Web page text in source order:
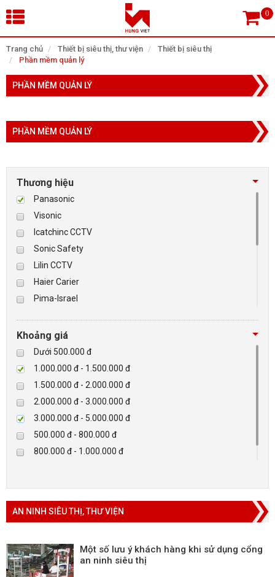
Trang chủ Thiết bị siêu thị, thư viện
Thiết bị siêu thị
Phần mềm quản lý
PHẦN MỀM QUẢN LÝ
PHẦN MỀM QUẢN LÝ
Thương hiệu
Panasonic
Visonic
Icatchinc CCTV
Sonic Safety
Lilin CCTV
Haier Carier
Pima-Israel
Checkpoint
Paradox-Canada
D-max
HIKVISON
Eguard
Khác
Rapiscan
Khoảng giá
Dưới 500.000 đ
1.000.000 đ - 1.500.000 đ
1.500.000 đ - 2.000.000 đ
2.000.000 đ - 3.000.000 đ
3.000.000 đ - 5.000.000 đ
500.000 đ - 800.000 đ
800.000 đ - 1.000.000 đ
AN NINH SIÊU THỊ, THƯ VIỆN
Một số lưu ý khách hàng khi sử dụng cổng
an ninh siêu thị
×
Tìm theo danh mục
TRANG CHỦ
THIẾT BỊ SIÊU THỊ, THƯ VIỆN
CAMERA GIÁM SÁT
BÁO ĐỘNG, BÁO CHÁY
NHÀ THÔNG MINH
LIÊN HỆ